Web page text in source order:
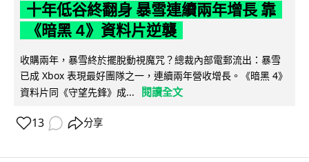
十年低谷終翻身 暴雪連續兩年增長 靠
《暗黑 4》資料片逆襲
收購兩年，暴雪終於擺脫動視魔咒？總裁內部電郵流出：暴雪
已成 Xbox 表現最好團隊之一，連續兩年營收增長。《暗黑 4》
資料片同《守望先鋒》成...
閱讀全文
13 分享